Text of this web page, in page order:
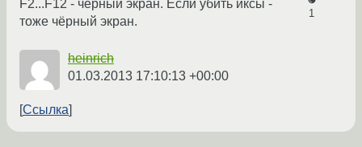
1
F2...F12 - чёрный экран. Если убить иксы -
тоже чёрный экран.
heinrich
01.03.2013 17:10:13 +00:00
Ссылка